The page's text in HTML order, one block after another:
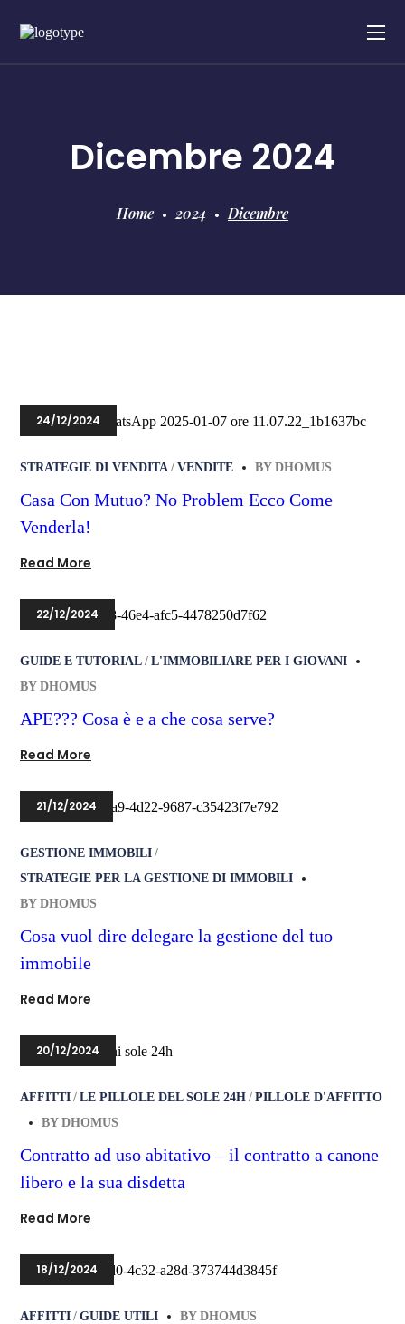
Dicembre 2024
Home 2024 Dicembre
24/12/2024
STRATEGIE DI VENDITA VENDITE BYDHOMUS
Casa Con Mutuo? No Problem Ecco Come
Venderla!
Read More
22/12/2024
GUIDE E TUTORIAL
L'IMMOBILIARE PER I GIOVANI
BYDHOMUS
APE??? Cosa è e a che cosa serve?
Read More
21/12/2024
GESTIONE IMMOBILI
STRATEGIE PER LA GESTIONE DI IMMOBILI
BYDHOMUS
Cosa vuol dire delegare la gestione del tuo
immobile
Read More
20/12/2024
AFFITTI LE PILLOLE DEL SOLE 24H
PILLOLE D'AFFITTO
BYDHOMUS
Contratto ad uso abitativo – il contratto a canone
libero e la sua disdetta
Read More
18/12/2024
AFFITTI GUIDE UTILI BYDHOMUS